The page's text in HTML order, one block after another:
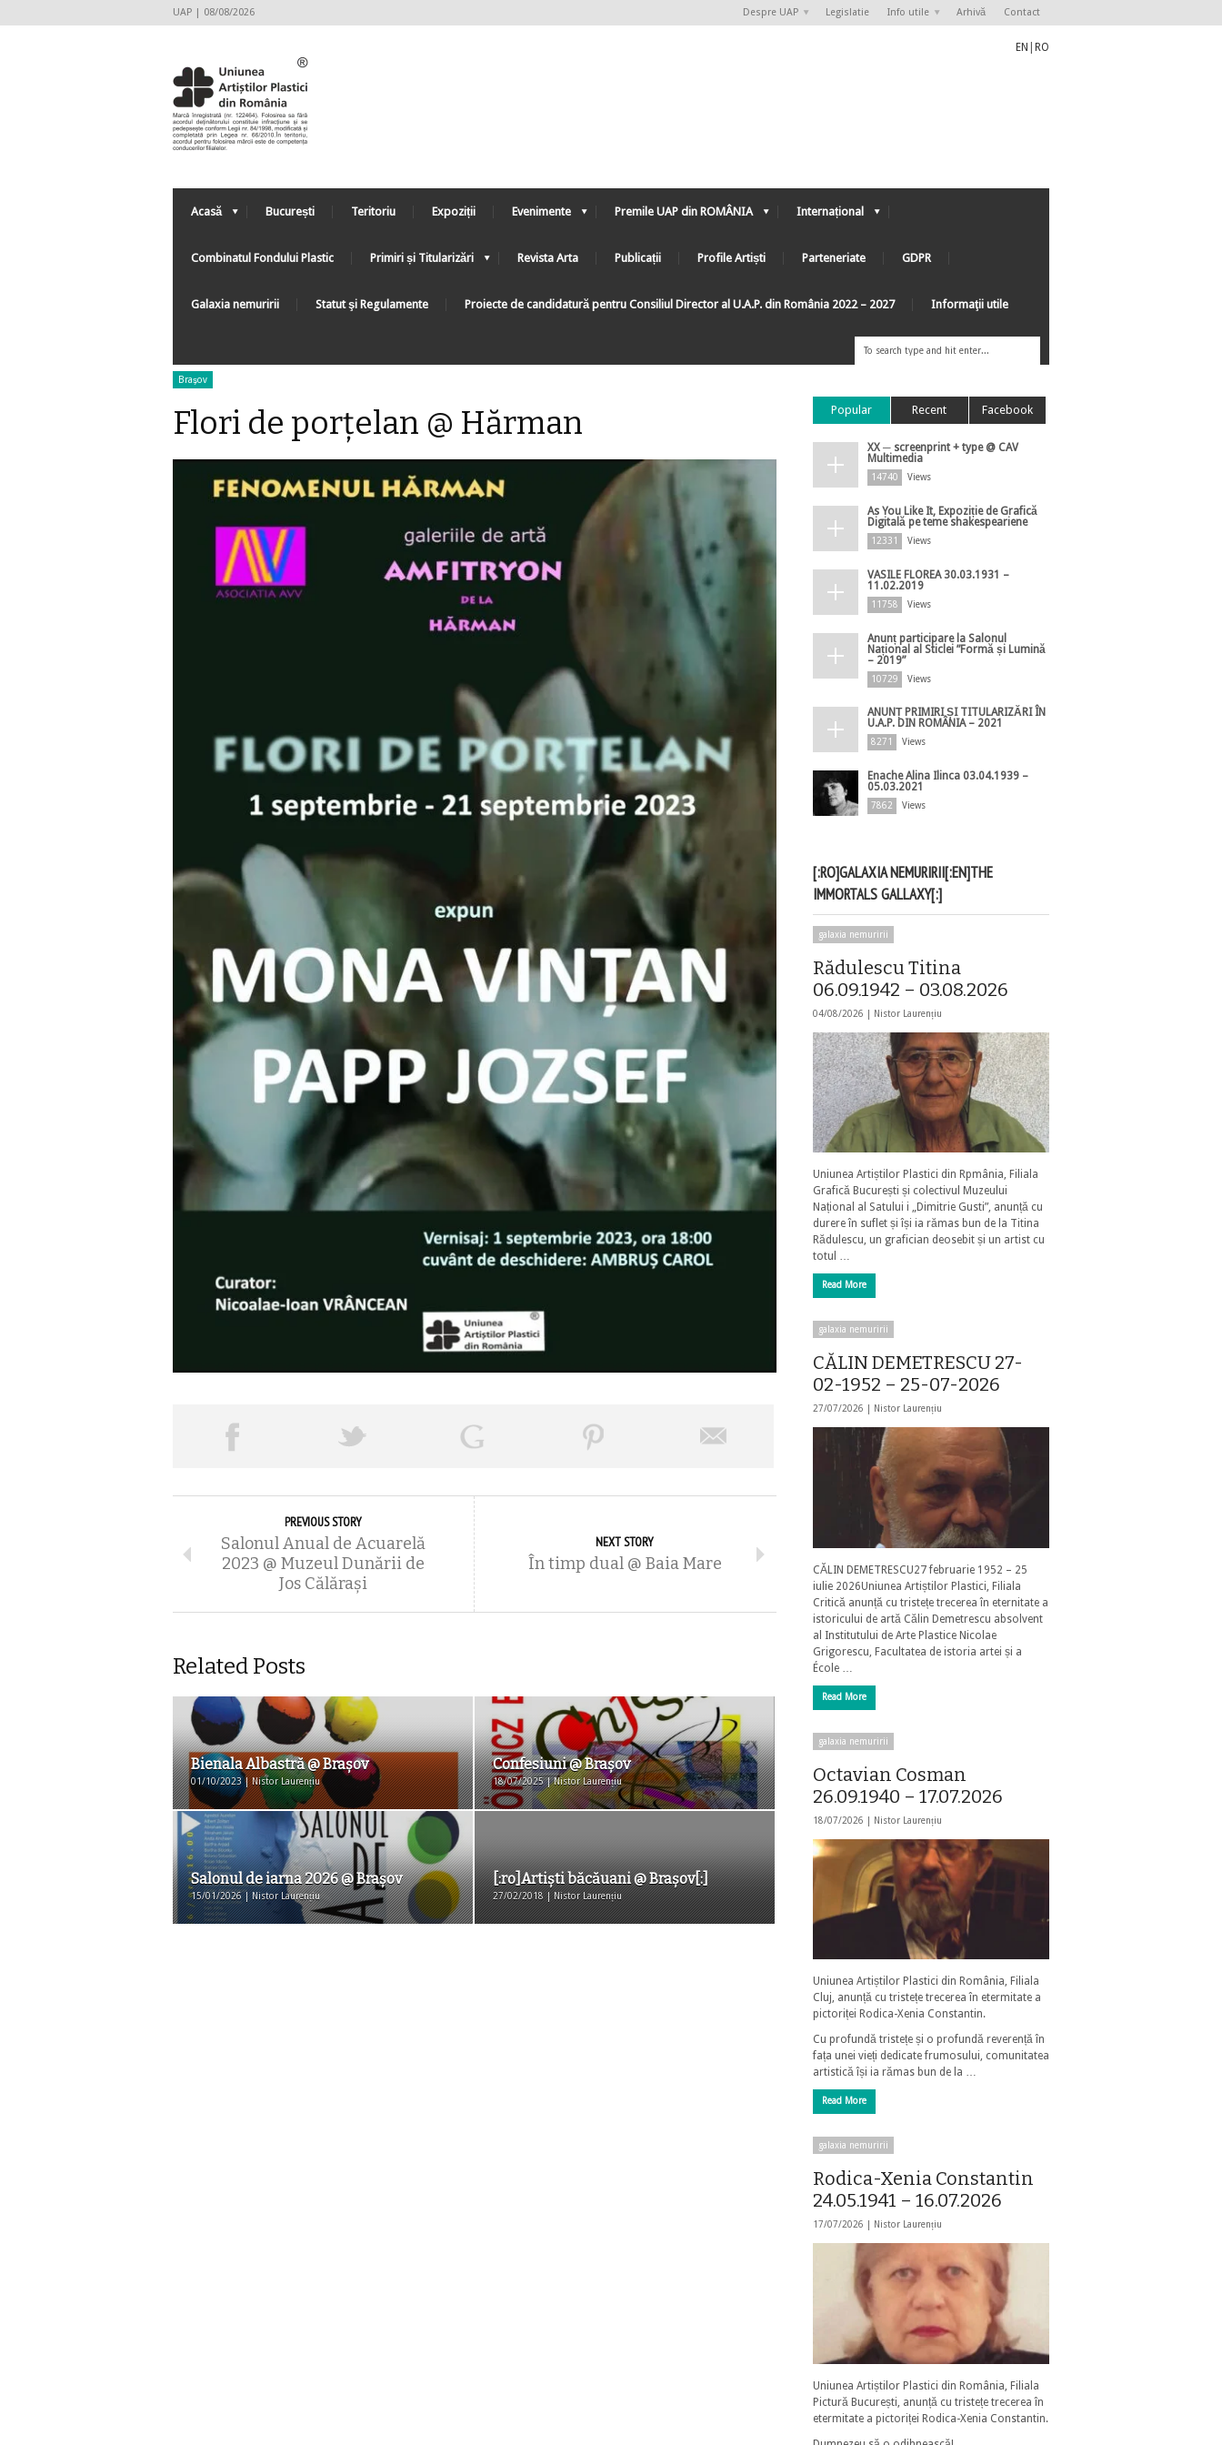
UAP | 08/08/2026 Despre UAP Legislatie Info utile Arhivă Contact
EN RO
Acasă București Teritoriu Expoziții Evenimente Premile UAP din ROMÂNIA Internațional
Combinatul Fondului Plastic Primiri și Titularizări Revista Arta Publicații Profile Artiști Parteneriate GDPR
Galaxia nemuririi Statut şi Regulamente Proiecte de candidatură pentru Consiliul Director al U.A.P. din România 2022 – 2027 Informaţii utile
Braşov
Flori de porţelan @ Hărman
PREVIOUS STORY
Salonul Anual de Acuarelă
2023 @ Muzeul Dunării de
Jos Călărași
NEXT STORY
În timp dual @ Baia Mare
Related Posts
Bienala Albastră @ Braşov
01/10/2023 | Nistor Laurențiu
Confesiuni @ Braşov
18/07/2025 | Nistor Laurențiu
Salonul de iarna 2026 @ Brașov
15/01/2026 | Nistor Laurențiu
[:ro]Artiști băcăuani @ Brașov[:]
27/02/2018 | Nistor Laurențiu
Popular Recent Facebook
XX ─ screenprint + type @ CAV
Multimedia
14740 Views
As You Like It, Expoziție de Grafică
Digitală pe teme shakespeariene
12331 Views
VASILE FLOREA 30.03.1931 –
11.02.2019
11758 Views
Anunț participare la Salonul
Național al Sticlei ”Formă și Lumină
– 2019”
10729 Views
ANUNȚ PRIMIRI ȘI TITULARIZĂRI ÎN
U.A.P. DIN ROMÂNIA – 2021
8271 Views
Enache Alina Ilinca 03.04.1939 –
05.03.2021
7862 Views
[:RO]GALAXIA NEMURIRII[:EN]THE
IMMORTALS GALLAXY[:]
galaxia nemuririi
Rădulescu Titina
06.09.1942 – 03.08.2026
04/08/2026 | Nistor Laurențiu
Uniunea Artiștilor Plastici din Rpmânia, Filiala
Grafică București și colectivul Muzeului
Național al Satului i „Dimitrie Gusti”, anunță cu
durere în suflet și își ia rămas bun de la Titina
Rădulescu, un grafician deosebit și un artist cu
totul …
Read More
galaxia nemuririi
CĂLIN DEMETRESCU 27-
02-1952 – 25-07-2026
27/07/2026 | Nistor Laurențiu
CĂLIN DEMETRESCU27 februarie 1952 – 25
iulie 2026Uniunea Artiștilor Plastici, Filiala
Critică anunță cu tristețe trecerea în eternitate a
istoricului de artă Călin Demetrescu absolvent
al Institutului de Arte Plastice Nicolae
Grigorescu, Facultatea de istoria artei și a
École …
Read More
galaxia nemuririi
Octavian Cosman
26.09.1940 – 17.07.2026
18/07/2026 | Nistor Laurențiu
Uniunea Artiștilor Plastici din România, Filiala
Cluj, anunță cu tristețe trecerea în etermitate a
pictoriței Rodica-Xenia Constantin.
Cu profundă tristețe și o profundă reverență în
fața unei vieți dedicate frumosului, comunitatea
artistică își ia rămas bun de la …
Read More
galaxia nemuririi
Rodica-Xenia Constantin
24.05.1941 – 16.07.2026
17/07/2026 | Nistor Laurențiu
Uniunea Artiștilor Plastici din România, Filiala
Pictură București, anunță cu tristețe trecerea în
etermitate a pictoriței Rodica-Xenia Constantin.